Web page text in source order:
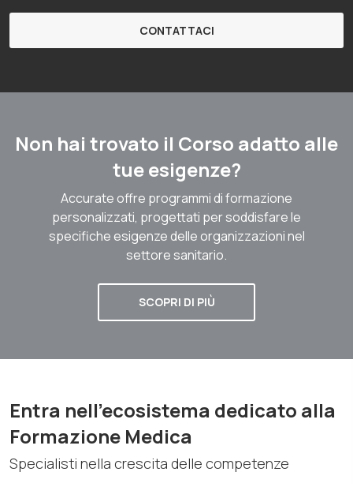
CONTATTACI
Non hai trovato il Corso adatto alle
tue esigenze?
Accurate offre programmi di formazione
personalizzati, progettati per soddisfare le
specifiche esigenze delle organizzazioni nel
settore sanitario.
SCOPRI DI PIÙ
Entra nell'ecosistema dedicato alla
Formazione Medica
Specialisti nella crescita delle competenze